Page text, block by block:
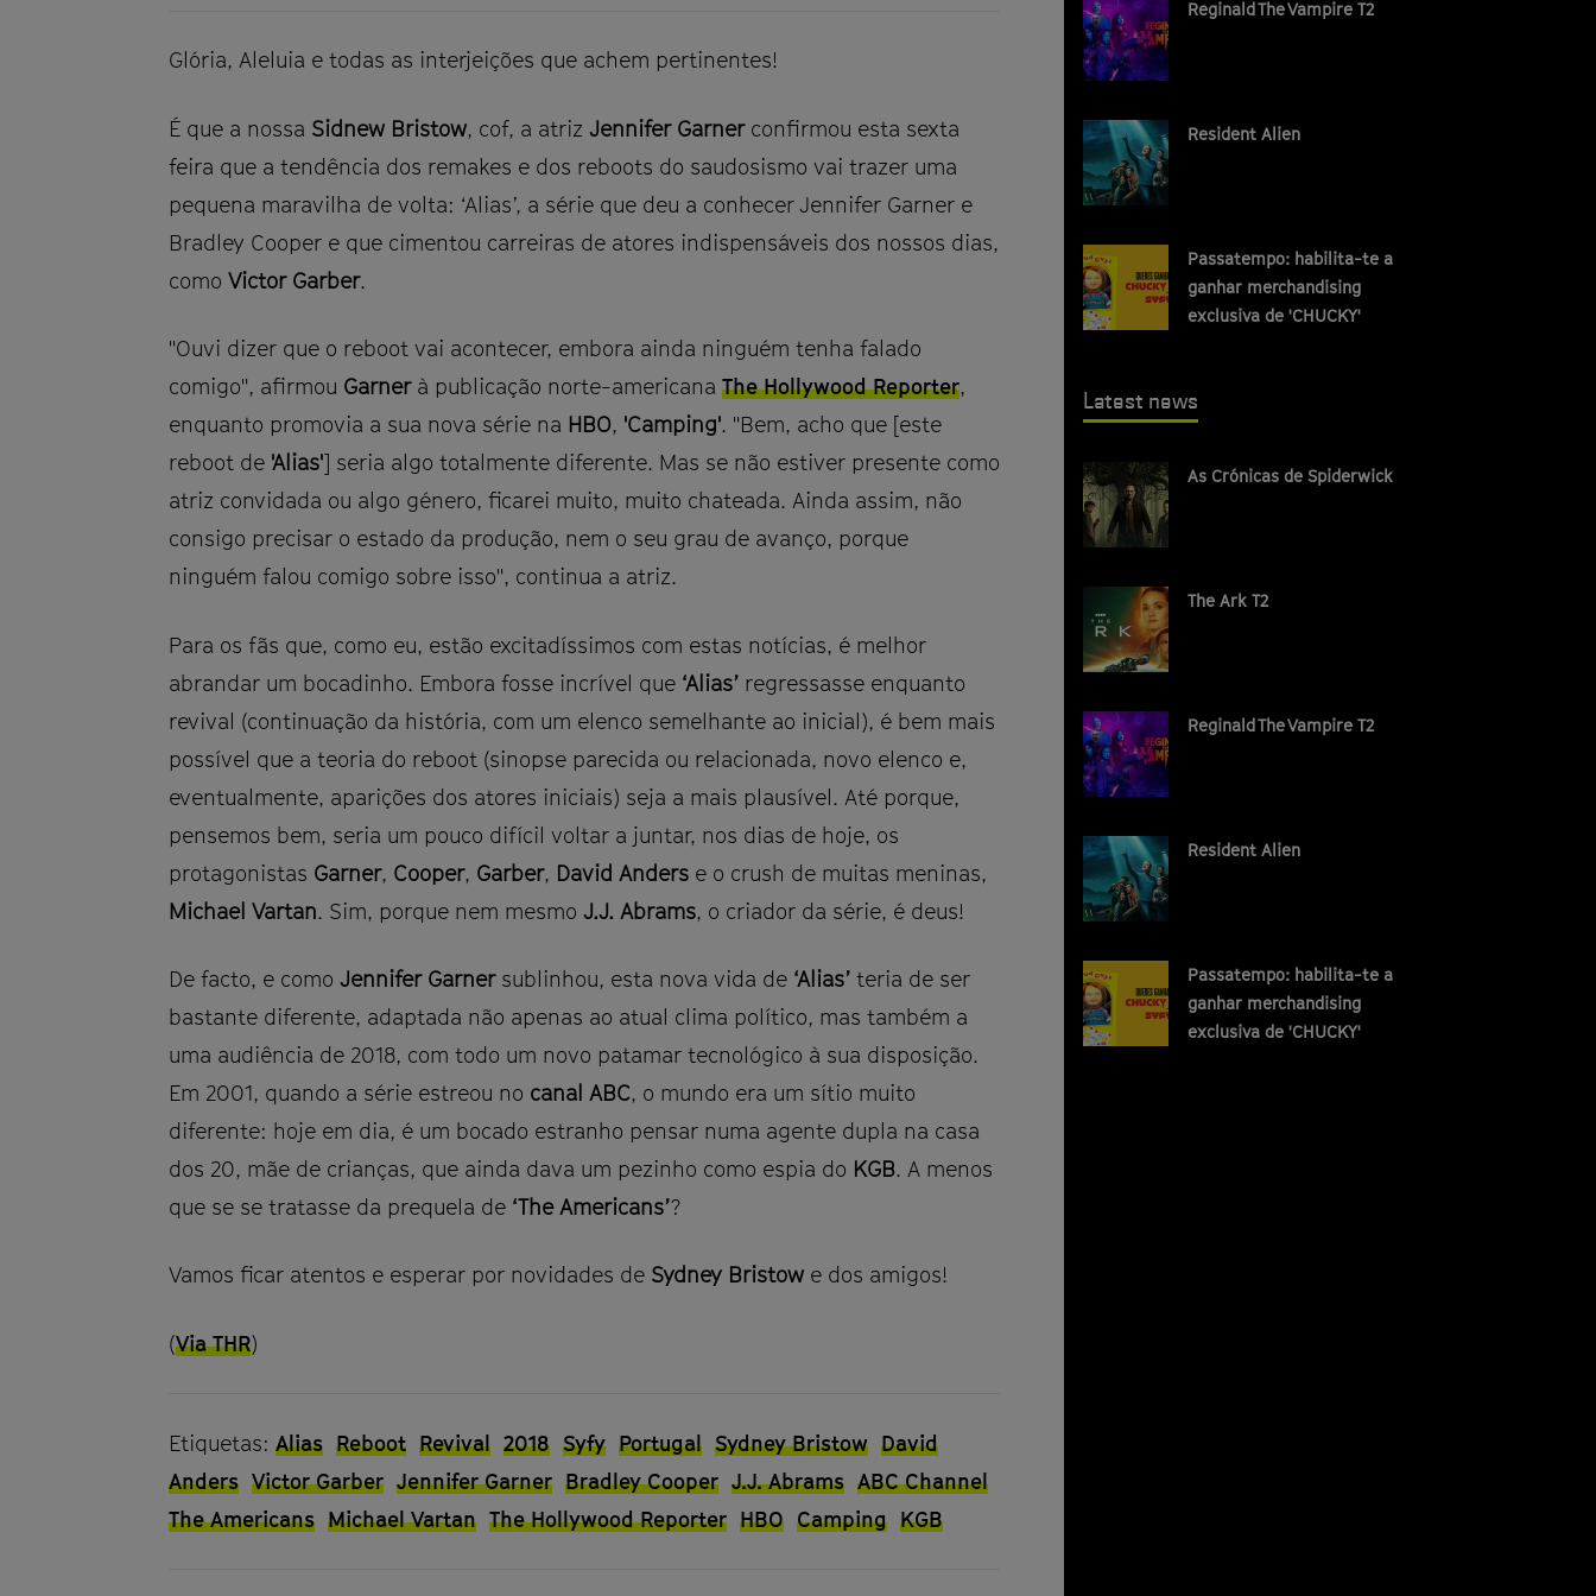
Glória, Aleluia e todas as interjeições que achem pertinentes!
É que a nossa Sidnew Bristow, cof, a atriz Jennifer Garnerconfirmou esta sexta
feira que a tendência dos remakes e dos reboots do saudosismo vai trazer uma
pequena maravilha de volta: ‘Alias’, a série que deu a conhecer Jennifer Garner e
Bradley Cooper e que cimentou carreiras de atores indispensáveis dos nossos dias,
como Victor Garber.
"Ouvi dizer que o reboot vai acontecer, embora ainda ninguém tenha falado
comigo", afirmou Garnerà publicação norte-americana The Hollywood Reporter,
enquanto promovia a sua nova série na HBO, 'Camping'. "Bem, acho que [este
reboot de 'Alias'] seria algo totalmente diferente. Mas se não estiver presente como
atriz convidada ou algo género, ficarei muito, muito chateada. Ainda assim, não
consigo precisar o estado da produção, nem o seu grau de avanço, porque
ninguém falou comigo sobre isso", continua a atriz.
Para os fãs que, como eu, estão excitadíssimos com estas notícias, é melhor
abrandar um bocadinho. Embora fosse incrível que ‘Alias’ regressasse enquanto
revival (continuação da história, com um elenco semelhante ao inicial), é bem mais
possível que a teoria do reboot (sinopse parecida ou relacionada, novo elenco e,
eventualmente, aparições dos atores iniciais) seja a mais plausível. Até porque,
pensemos bem, seria um pouco difícil voltar a juntar, nos dias de hoje, os
protagonistas Garner, Cooper, Garber, David Anders e o crush de muitas meninas,
Michael Vartan. Sim, porque nem mesmo J.J. Abrams, o criador da série, é deus!
De facto, e como Jennifer Garner sublinhou, esta nova vida de ‘Alias’ teria de ser
bastante diferente, adaptada não apenas ao atual clima político, mas também a
uma audiência de 2018, com todo um novo patamar tecnológico à sua disposição.
Em 2001, quando a série estreou no canal ABC, o mundo era um sítio muito
diferente: hoje em dia, é um bocado estranho pensar numa agente dupla na casa
dos 20, mãe de crianças, que ainda dava um pezinho como espia do KGB. A menos
que se se tratasse da prequela de ‘The Americans’?
Vamos ficar atentos e esperar por novidades de Sydney Bristow e dos amigos!
(Via THR)
Etiquetas: Alias Reboot Revival 2018 Syfy Portugal Sydney Bristow David
Anders Victor Garber Jennifer Garner Bradley Cooper J.J. Abrams ABC Channel
The Americans Michael Vartan The Hollywood Reporter HBO Camping KGB
Reginald The Vampire T2
Resident Alien
Passatempo: habilita-te a
ganhar merchandising
exclusiva de 'CHUCKY'
Latest news
As Crónicas de Spiderwick
The Ark T2
Reginald The Vampire T2
Resident Alien
Passatempo: habilita-te a
ganhar merchandising
exclusiva de 'CHUCKY'